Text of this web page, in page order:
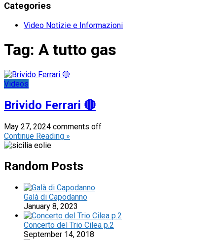
Categories
Video Notizie e Informazioni
Tag: A tutto gas
Videos
Brivido Ferrari 🔴
May 27, 2024 comments off
Continue Reading »
Random Posts
Galà di Capodanno
January 8, 2023
Concerto del Trio Cilea p.2
September 14, 2018